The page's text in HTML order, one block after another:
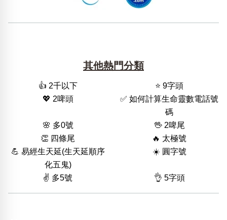
其他熱門分類
👍 2千以下
⭐️ 9字頭
💖 2啤頭
✅ 如何計算生命靈數電話號
碼
🌸 多0號
🖖 2啤尾
👏 四條尾
🔥 太極號
💪 易經生天延(生天延順序
化五鬼)
☀️ 圓字號
✌️ 多5號 👌 5字頭